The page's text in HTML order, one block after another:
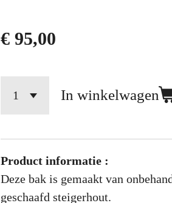
€ 95,00
In winkelwagen
Product informatie :
Deze bak is gemaakt van
geschaafd steigerhout.